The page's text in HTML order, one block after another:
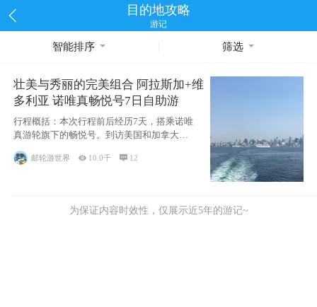
目的地攻略
游记
智能排序 筛选
壮美与秀丽的完美组合 阿拉斯加+维
多利亚 诺唯真畅悦号7日自助游
行程概括：本次行程前后经历7天，搭乘诺唯
真游轮旗下的畅悦号。到访美国和加拿大的4
个州/省：美国华盛顿州
邮轮游世界  10.0千  12
为保证内容时效性，仅展示近5年的游记~